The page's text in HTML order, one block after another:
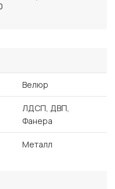
Велюр
ЛДСП, ДВП,
Фанера
Металл